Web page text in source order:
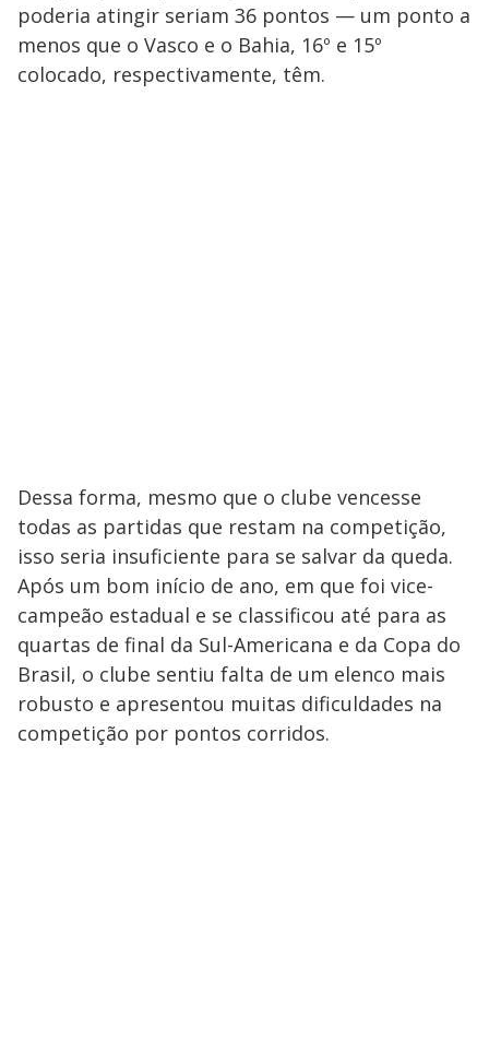
poderia atingir seriam 36 pontos — um ponto a
menos que o Vasco e o Bahia, 16º e 15º
colocado, respectivamente, têm.
Dessa forma, mesmo que o clube vencesse
todas as partidas que restam na competição,
isso seria insuficiente para se salvar da queda.
Após um bom início de ano, em que foi vice-
campeão estadual e se classificou até para as
quartas de final da Sul-Americana e da Copa do
Brasil, o clube sentiu falta de um elenco mais
robusto e apresentou muitas dificuldades na
competição por pontos corridos.